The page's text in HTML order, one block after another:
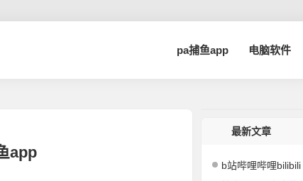
pa捕鱼app 电脑软件
app
最新文章
b站哔哩哔哩bilibili v7.79.0去广告内